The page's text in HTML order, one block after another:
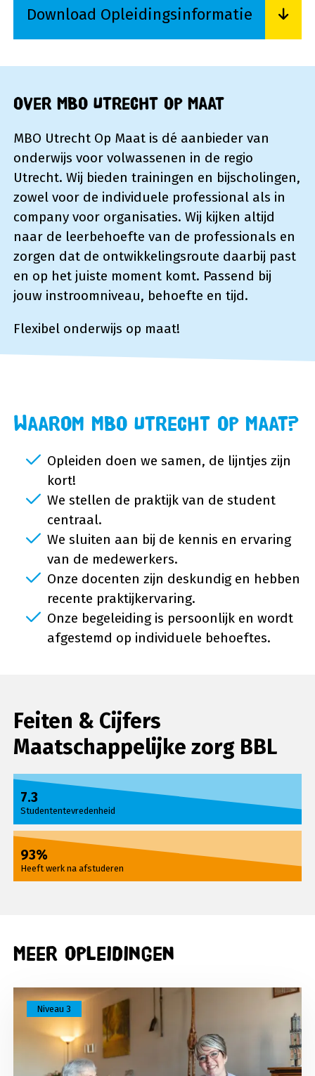
Download Opleidingsinformatie
Over MBO Utrecht Op Maat
MBO Utrecht Op Maat is dé aanbieder van
onderwijs voor volwassenen in de regio
Utrecht. Wij bieden trainingen en bijscholingen,
zowel voor de individuele professional als in
company voor organisaties. Wij kijken altijd
naar de leerbehoefte van de professionals en
zorgen dat de ontwikkelingsroute daarbij past
en op het juiste moment komt. Passend bij
jouw instroomniveau, behoefte en tijd.
Flexibel onderwijs op maat!
Waarom MBO Utrecht Op Maat?
Opleiden doen we samen, de lijntjes zijn
kort!
We stellen de praktijk van de student
centraal.
We sluiten aan bij de kennis en ervaring
van de medewerkers.
Onze docenten zijn deskundig en hebben
recente praktijkervaring.
Onze begeleiding is persoonlijk en wordt
afgestemd op individuele behoeftes.
Feiten & Cijfers
Maatschappelijke zorg BBL
Studententevredenheid
7.3
Heeft werk na afstuderen
93%
Meer opleidingen
Niveau 3
Lees meer over Verzorgende IG BBL